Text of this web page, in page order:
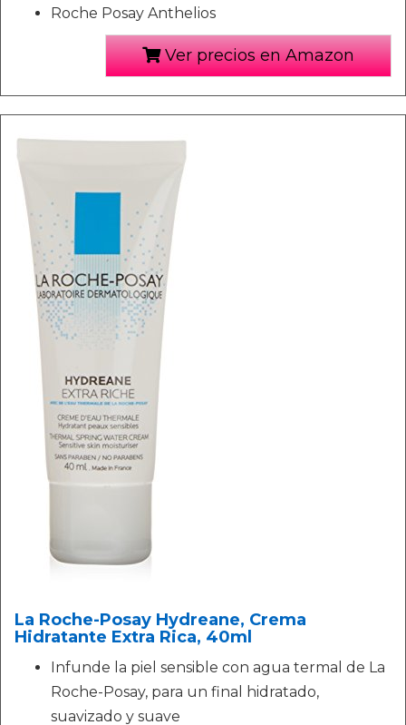
Roche Posay Anthelios
Ver precios en Amazon
La Roche-Posay Hydreane, Crema
Hidratante Extra Rica, 40ml
Infunde la piel sensible con agua termal de La
Roche-Posay, para un final hidratado,
suavizado y suave